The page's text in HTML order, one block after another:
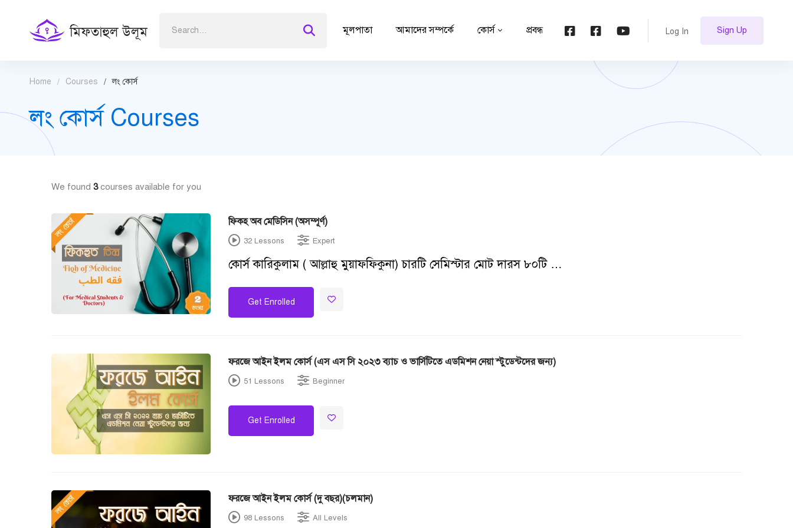
Search
মূলপাতা আমাদের সম্পর্কে কোর্স প্রবন্ধ Log In Sign Up
Home Courses লং কোর্স
লং কোর্স Courses
We found 3courses available for you
ফিকহ অব মেডিসিন (অসম্পূর্ণ)
32 Lessons Expert
কোর্স কারিকুলাম ( আল্লাহু মুয়াফফিকুনা) চারটি সেমিস্টার মোট দারস ৮০টি …
Get Enrolled
ফরজে আইন ইলম কোর্স (এস এস সি ২০২৩ ব্যাচ ও ভার্সিটিতে এডমিশন নেয়া স্টুডেন্টদের জন্য)
51 Lessons Beginner
Get Enrolled
ফরজে আইন ইলম কোর্স (দু বছর)(চলমান)
98 Lessons All Levels